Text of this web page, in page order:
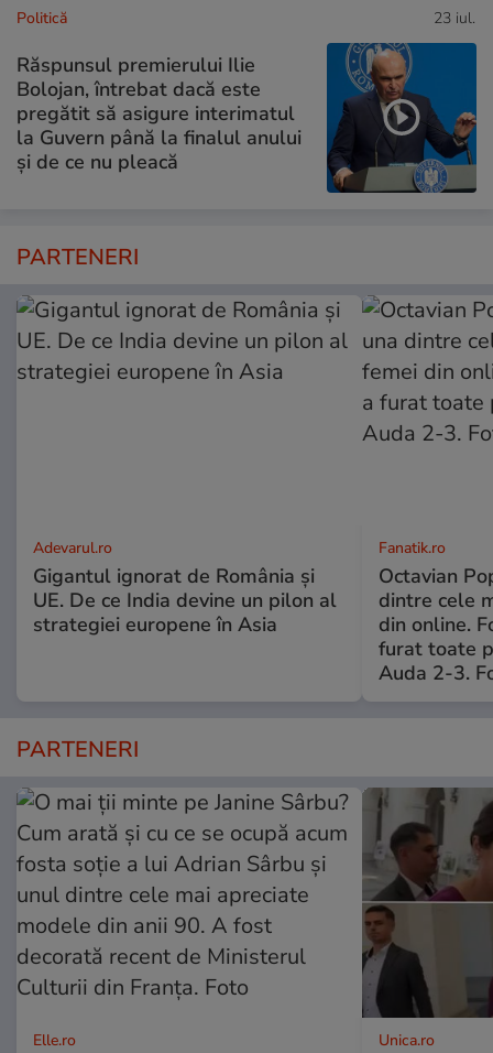
Politică 23 iul.
Răspunsul premierului Ilie
Bolojan, întrebat dacă este
pregătit să asigure interimatul
la Guvern până la finalul anului
și de ce nu pleacă
PARTENERI
Adevarul.ro
Gigantul ignorat de România și
UE. De ce India devine un pilon al
strategiei europene în Asia
Fanatik.ro
Octavian
dintre cele
din online.
furat toate
Auda 2-3.
PARTENERI
Elle.ro Unica.ro